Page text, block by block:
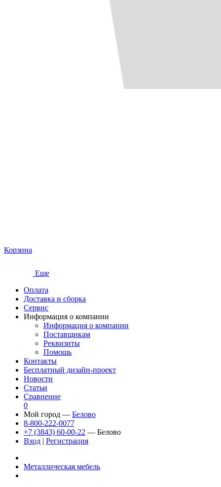
Корзина
Еще
Оплата
Доставка и сборка
Сервис
Информация о компании
Информация о компании
Поставщикам
Реквизиты
Помощь
Контакты
Бесплатный дизайн-проект
Новости
Статьи
Сравнение
0
Мой город — Белово
8-800-222-0077
+7 (3843) 60-00-22 — Белово
Вход | Регистрация
Металлическая мебель